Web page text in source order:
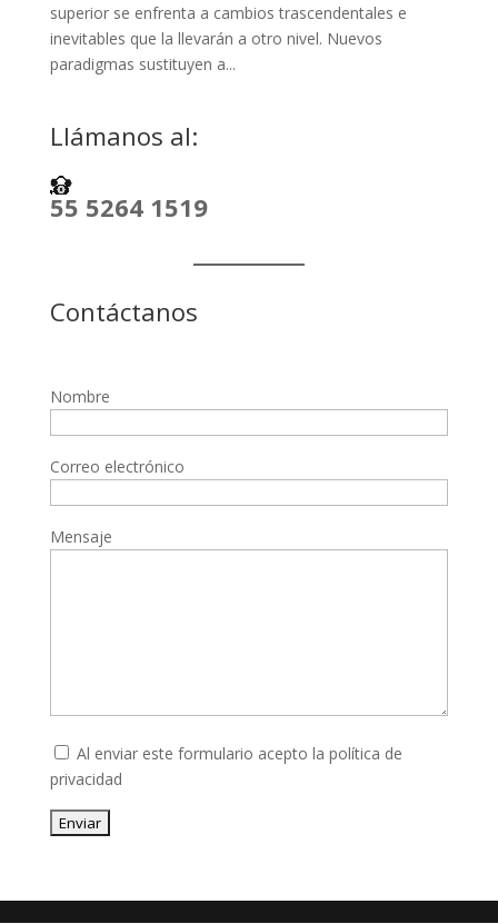
superior se enfrenta a cambios trascendentales e
inevitables que la llevarán a otro nivel. Nuevos
paradigmas sustituyen a...
Llámanos al:
55 5264 1519
Contáctanos
Nombre
Correo electrónico
Mensaje
Al enviar este formulario acepto la política de
privacidad
Enviar